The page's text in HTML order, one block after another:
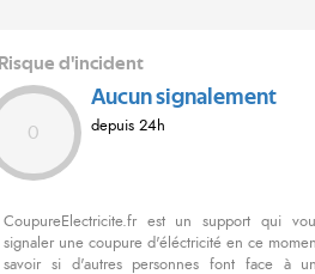
Risque d'incident
0
Aucun signalement
depuis 24h
CoupureElectricite.fr est un support qui
signaler une coupure d'éléctricité en ce
savoir si d'autres personnes font face à